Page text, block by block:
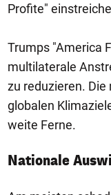
Profite"
Trumps "America
multilaterale
zu reduzieren.
globalen
weite Ferne.
Nationale